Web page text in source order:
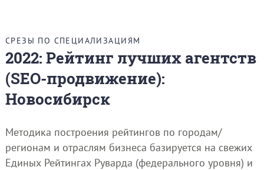
СРЕЗЫ ПО СПЕЦИАЛИЗАЦИЯМ
2022: Рейтинг лучших агентств
(SEO-продвижение):
Новосибирск
Методика построения рейтингов по городам/
регионам и отраслям бизнеса базируется на свежих
Единых Рейтингах Руварда (федерального уровня) и